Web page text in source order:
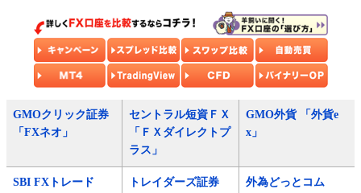
GMOクリック証券
「FXネオ」
セントラル短資ＦＸ
「ＦＸダイレクトプ
ラス」
GMO外貨 「外貨e
x」
SBI FXトレード
トレイダーズ証券
外為どっとコム